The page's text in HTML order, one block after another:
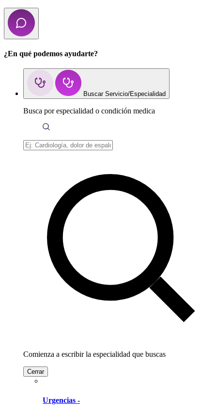
¿En qué podemos ayudarte?
Buscar Servicio/Especialidad
Busca por especialidad o condición medica
Comienza a escribir la especialidad que buscas
Cerrar
Urgencias -